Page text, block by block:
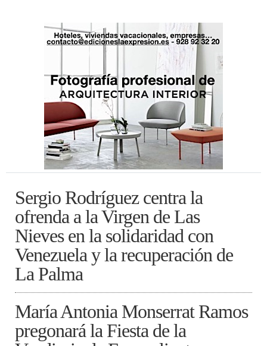
Sergio Rodríguez centra la
ofrenda a la Virgen de Las
Nieves en la solidaridad con
Venezuela y la recuperación de
La Palma
María Antonia Monserrat Ramos
pregonará la Fiesta de la